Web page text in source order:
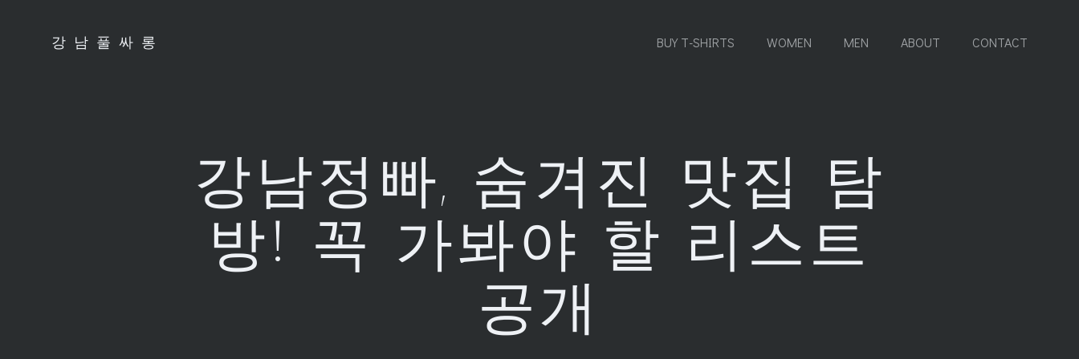
강남풀싸롱 BUY T-SHIRTS WOMEN MEN ABOUT CONTACT
강남정빠, 숨겨진 맛집 탐
방! 꼭 가봐야 할 리스트
공개